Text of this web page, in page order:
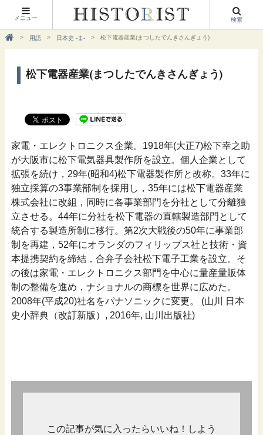
メニュー 検索
用語 日本史 -ま- 松下電器産業(まつしたでんきさんぎょう)
松下電器産業(まつしたでんきさんぎょう)
家電・エレクトロニクス企業。1918年(大正7)松下幸之助
が大阪市に松下電気器具製作所を設立。個人企業として
拡張を続け，29年(昭和4)松下電器製作所と改称。33年に
独立採算の3事業部制を採用し，35年には松下電器産業
株式会社に改組，同時に各事業部門を分社として分離独
立させる。44年に分社を松下電器の直轄製造部門として
統合する製造所制に移行。第2次大戦後の50年に事業部
制を再建，52年にオランダのフィリップス社と技術・資
本提携契約を締結，合弁子会社松下電子工業を設立。そ
の後は家電・エレクトロニクス部門を中心に量産量販体
制の整備を進め，ナショナルの商標を世界に広めた。
2008年(平成20)社名をパナソニックに変更。 (山川 日本
史小辞典（改訂新版）, 2016年, 山川出版社)
この記事が気に入ったらいいね！しよう